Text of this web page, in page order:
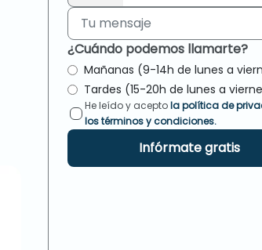
¿Cuándo podemos llamarte?
Mañanas (9-14h de lunes a
Tardes (15-20h de lunes a
He leído y aceptola política de
los términos y condiciones.
Infórmate gratis